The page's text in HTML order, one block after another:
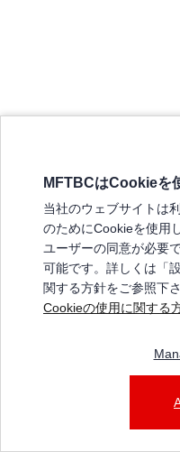
弊社の製品について
販売店リスト
よくある質問 / お問い合わせ
特定商取引法に基づく表記
三菱ふそうショップ_利用規約
MFTBCはCookieを
当社のウェブサイトは
のためにCookieを使用
ユーザーの同意が必要
可能です。詳しくは「
関する方針をご参照下さ
Cookieの使用に関する